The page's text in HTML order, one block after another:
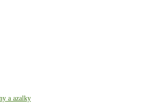
a azalky